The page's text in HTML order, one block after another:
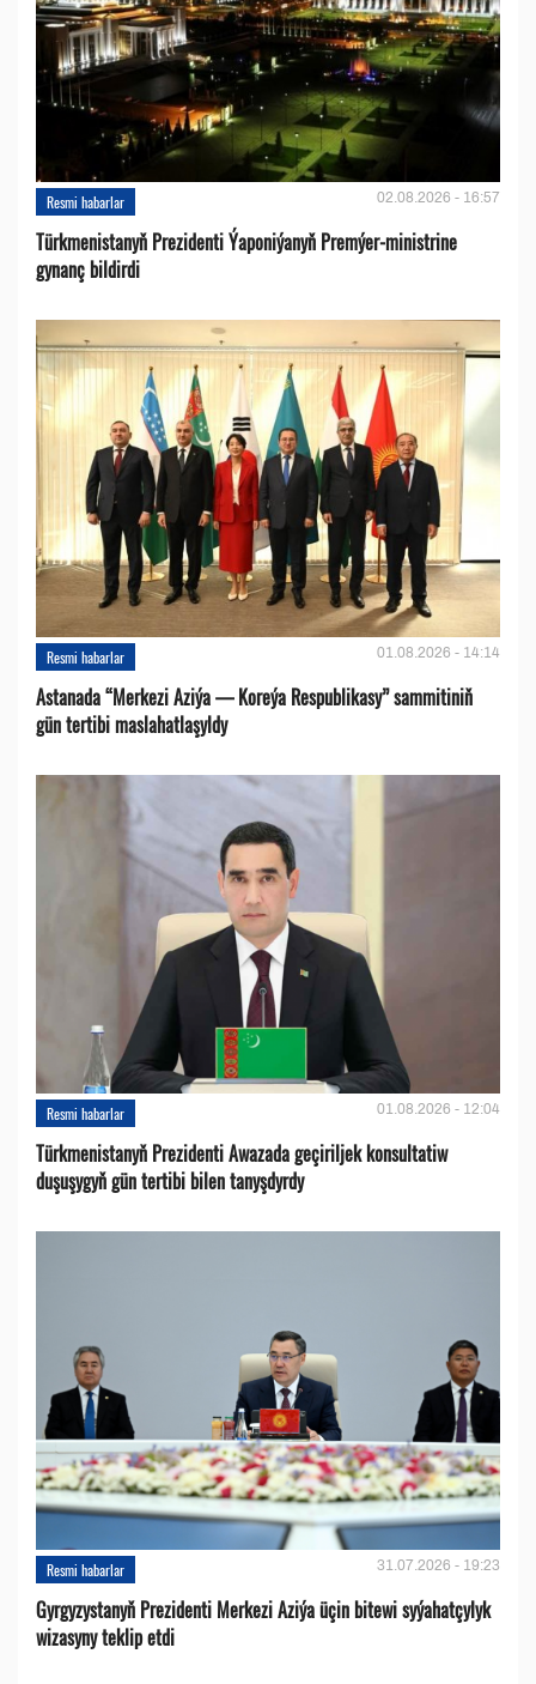
Resmi habarlar 02.08.2026 - 16:57
Türkmenistanyň Prezidenti Ýaponiýanyň Premýer-ministrine
gynanç bildirdi
Resmi habarlar 01.08.2026 - 14:14
Astanada “Merkezi Aziýa — Koreýa Respublikasy” sammitiniň
gün tertibi maslahatlaşyldy
Resmi habarlar 01.08.2026 - 12:04
Türkmenistanyň Prezidenti Awazada geçiriljek konsultatiw
duşuşygyň gün tertibi bilen tanyşdyrdy
Resmi habarlar 31.07.2026 - 19:23
Gyrgyzystanyň Prezidenti Merkezi Aziýa üçin bitewi syýahatçylyk
wizasyny teklip etdi